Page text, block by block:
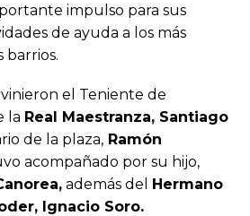
impulso para sus
de ayuda a los más
barrios.
el Teniente de
la Real Maestranza, Santiago
de la plaza, Ramón
acompañado por su hijo,
además del Hermano
Ignacio Soro.